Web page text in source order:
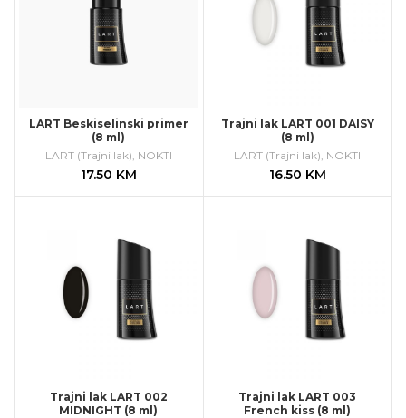
LART Beskiselinski primer
(8 ml)
LART (Trajni lak), NOKTI
17.50 KM
Trajni lak LART 001 DAISY
(8 ml)
LART (Trajni lak), NOKTI
16.50 KM
Trajni lak LART 002
MIDNIGHT (8 ml)
Trajni lak LART 003
French kiss (8 ml)